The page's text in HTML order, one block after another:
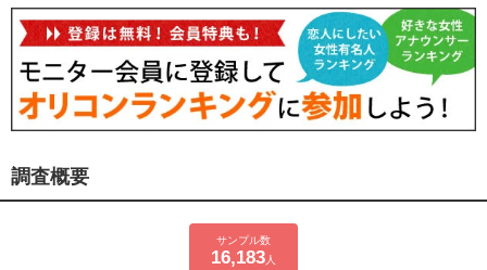
調査概要
サンプル数
16,183 人